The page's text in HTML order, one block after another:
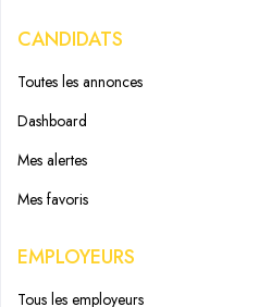
CANDIDATS
Toutes les annonces
Dashboard
Mes alertes
Mes favoris
EMPLOYEURS
Tous les employeurs